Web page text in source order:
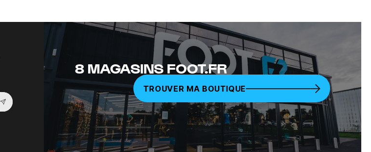
Souscrire à la newsletter
8 MAGASINS FOOT.FR
TROUVER MA BOUTIQUE